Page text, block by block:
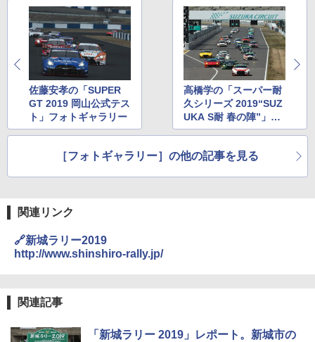
佐藤安孝の「SUPER
GT 2019 岡山公式テス
ト」フォトギャラリー
高橋学の「スーパー耐
久シリーズ 2019“SUZ
UKA S耐 春の陣”」フ
ォトギャラリー
［フォトギャラリー］の他の記事を見る
関連リンク
🔗新城ラリー2019
http://www.shinshiro-rally.jp/
関連記事
「新城ラリー 2019」レポート。新城市の